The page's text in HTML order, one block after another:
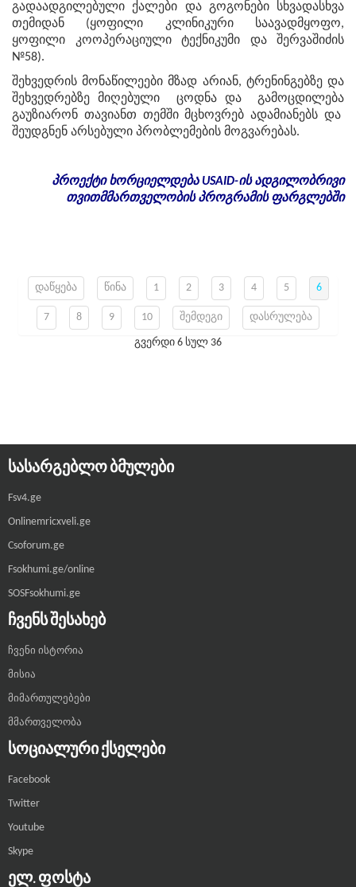
გადაადგილებული ქალები და გოგონები სხვადასხვა
თემიდან (ყოფილი კლინიკური საავადმყოფო,
ყოფილი კოოპერაციული ტექნიკუმი და შერვაშიძის
№58).
შეხვედრის მონაწილეები მზად არიან, ტრენინგებზე და
შეხვედრებზე მიღებული ცოდნა და გამოცდილება
გაუზიარონ თავიანთ თემში მცხოვრებ ადამიანებს და
შეუდგნენ არსებული პრობლემების მოგვარებას.
პროექტი ხორციელდება USAID-ის ადგილობრივი
თვითმმართველობის პროგრამის ფარგლებში
დაწყება წინა 1 2 3 4 5 6
7 8 9 10 შემდეგი დასრულება
გვერდი 6 სულ 36
ᲡᲐᲡᲐᲠᲒᲔᲑᲚᲝ ᲑᲛᲣᲚᲔᲑᲘ
Fsv4.ge
Onlinemricxveli.ge
Csoforum.ge
Fsokhumi.ge/online
SOSFsokhumi.ge
ᲩᲕᲔᲜᲡ ᲨᲔᲡᲐᲮᲔᲑ
ჩვენი ისტორია
მისია
მიმართულებები
მმართველობა
ᲡᲝᲪᲘᲐᲚᲣᲠᲘ ᲥᲡᲔᲚᲔᲑᲘ
Facebook
Twitter
Youtube
Skype
ᲔᲚ. ᲤᲝᲡᲢᲐ